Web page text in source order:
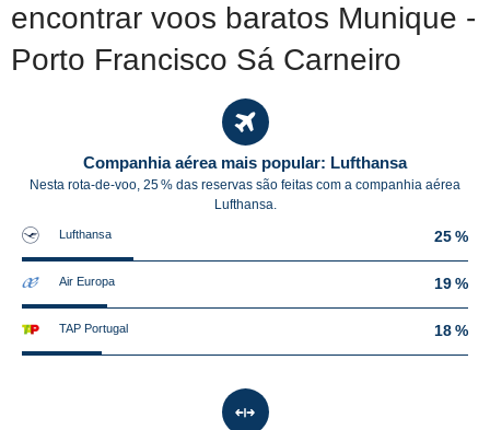
encontrar voos baratos Munique -
Porto Francisco Sá Carneiro
Companhia aérea mais popular: Lufthansa
Nesta rota-de-voo, 25 % das reservas são feitas com a companhia aérea
Lufthansa.
Lufthansa 25 %
Air Europa 19 %
TAP Portugal 18 %